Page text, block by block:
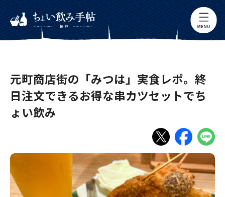
元町商店街の「みつは」実食レポ。終
日注文できるお得な串カツセットでち
ょい飲み